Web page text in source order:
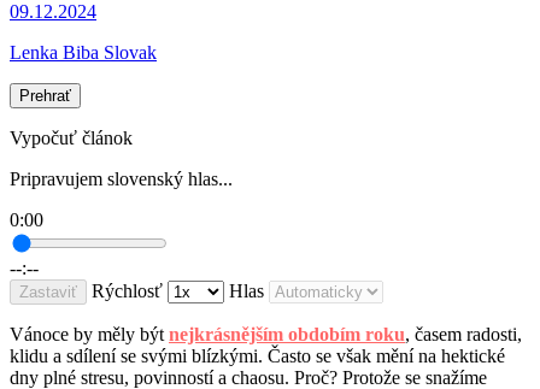
09.12.2024
Lenka Biba Slovak
Prehrať
Vypočuť článok
Pripravujem slovenský hlas...
0:00
--:--
Zastaviť Rýchlosť Hlas
Vánoce by měly býtnejkrásnějším obdobím roku, časem radosti,
klidu a sdílení se svými blízkými. Často se však mění na hektické
dny plné stresu, povinností a chaosu. Proč? Protože se snažíme